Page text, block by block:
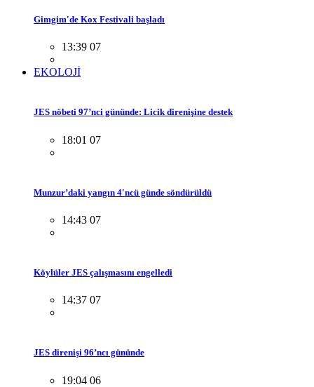
Gimgim'de Kox Festivali başladı
13:39 07
EKOLOJİ
JES nöbeti 97’nci gününde: Licik direnişine destek
18:01 07
Munzur’daki yangın 4'ncü günde söndürüldü
14:43 07
Köylüler JES çalışmasını engelledi
14:37 07
JES direnişi 96’ncı gününde
19:04 06